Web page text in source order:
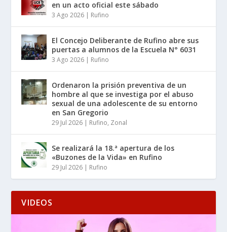
en un acto oficial este sábado
3 Ago 2026 | Rufino
El Concejo Deliberante de Rufino abre sus
puertas a alumnos de la Escuela N° 6031
3 Ago 2026 | Rufino
Ordenaron la prisión preventiva de un
hombre al que se investiga por el abuso
sexual de una adolescente de su entorno
en San Gregorio
29 Jul 2026 | Rufino, Zonal
Se realizará la 18.ª apertura de los
«Buzones de la Vida» en Rufino
29 Jul 2026 | Rufino
VIDEOS